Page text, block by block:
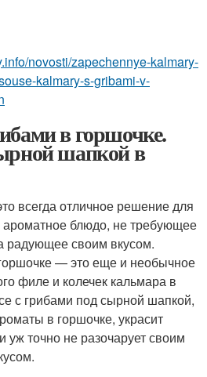
novosti/zapechennye-kalmary-
kalmary-s-gribami-v-
в горшочке.
шапкой в
всегда отличное решение для
ароматное блюдо, не требующее
радующее своим вкусом.
— это еще и необычное
филе и колечек кальмара в
с грибами под сырной шапкой,
в горшочке, украсит
уж точно не разочарует своим